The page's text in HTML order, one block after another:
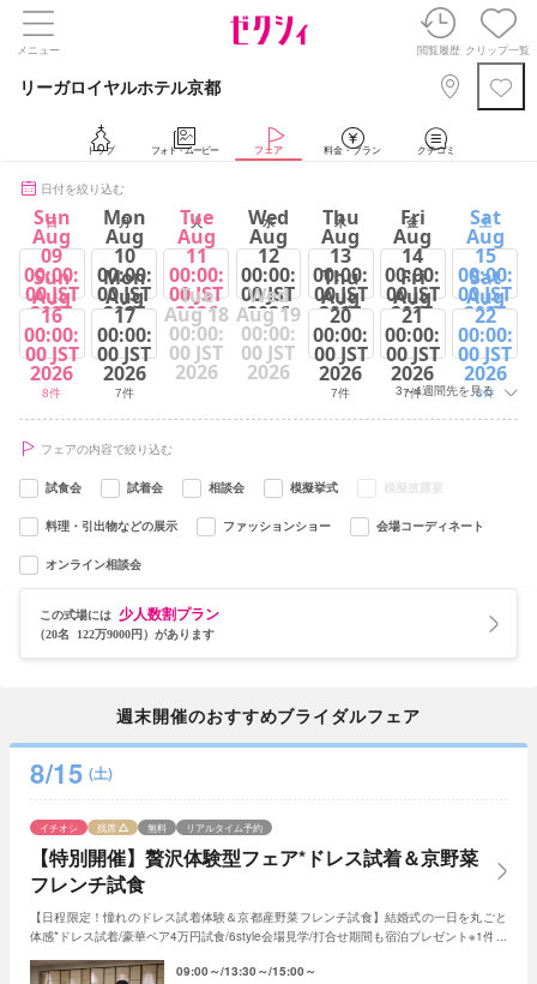
メニュー 閲覧履歴 クリップ一覧
リーガロイヤルホテル京都
トップ フォト・ムービー フェア 料金・プラン クチコミ
日付を絞り込む
日 月 火 水 木 金 土
Sun
Aug
09
00:00:
00 JST
2026
8件
Mon
Aug
10
00:00:
00 JST
2026
8件
Tue
Aug
11
00:00:
00 JST
2026
8件
Wed
Aug
12
00:00:
00 JST
2026
8件
Thu
Aug
13
00:00:
00 JST
2026
8件
Fri
Aug
14
00:00:
00 JST
2026
8件
Sat
Aug
15
00:00:
00 JST
2026
8件
Sun
Aug
16
00:00:
00 JST
2026
8件
Mon
Aug
17
00:00:
00 JST
2026
7件
Tue
Aug 18
00:00:
00 JST
2026
Wed
Aug 19
00:00:
00 JST
2026
Thu
Aug
20
00:00:
00 JST
2026
7件
Fri
Aug
21
00:00:
00 JST
2026
7件
Sat
Aug
22
00:00:
00 JST
2026
8件
3～4週間先を見る
フェアの内容で絞り込む
試食会 試着会 相談会 模擬挙式 模擬披露宴
料理・引出物などの展示 ファッションショー 会場コーディネート
オンライン相談会
この式場には 少人数割プラン
（20名 122万9000円）があります
週末開催のおすすめブライダルフェア
8/15 (土)
【特別開催】贅沢体験型フェア*ドレス試着＆京野菜
フレンチ試食
イチオシ 残席 無料 リアルタイム予約
【日程限定！憧れのドレス試着体験＆京都産野菜フレンチ試食】結婚式の一日を丸ごと
体感*ドレス試着/豪華ペア4万円試食/6style会場見学/打合せ期間も宿泊プレゼント※1件目
09:00～ 13:30～ 15:00～